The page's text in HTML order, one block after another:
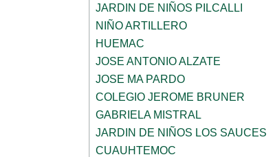
JARDIN DE NIÑOS PILCALLI
NIÑO ARTILLERO
HUEMAC
JOSE ANTONIO ALZATE
JOSE MA PARDO
COLEGIO JEROME BRUNER
GABRIELA MISTRAL
JARDIN DE NIÑOS LOS SAUCES
CUAUHTEMOC